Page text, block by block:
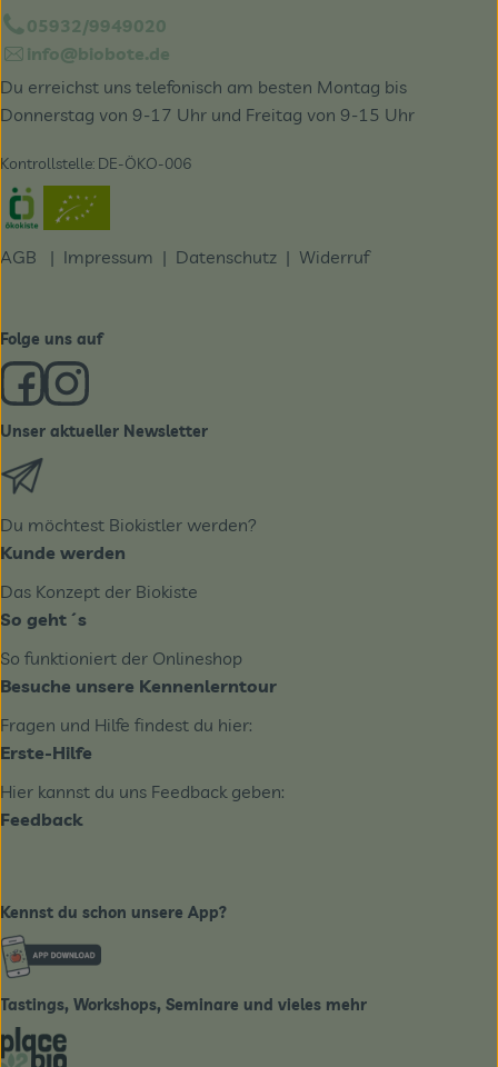
05932/9949020
info@biobote.de
Du erreichst uns telefonisch am besten Montag bis
Donnerstag von 9-17 Uhr und Freitag von 9-15 Uhr
Kontrollstelle: DE-ÖKO-006
Externer Link zu https://www.oekokiste.de/
AGB | Impressum | Datenschutz | Widerruf
Folge uns auf
Externer Link zu https://www.facebook.com/derBiobote/
Externer Link zu https://www.instagram.com/
Unser aktueller Newsletter
Du möchtest Biokistler werden?
Kunde werden
Das Konzept der Biokiste
So geht´s
So funktioniert der Onlineshop
Besuche unsere Kennenlerntour
Fragen und Hilfe findest du hier:
Erste-Hilfe
Hier kannst du uns Feedback geben:
Feedback
Kennst du schon unsere App?
Externer Link zu https://www.biobote-
Tastings, Workshops, Seminare und vieles mehr
Externer Link zu https://place2bio.de/